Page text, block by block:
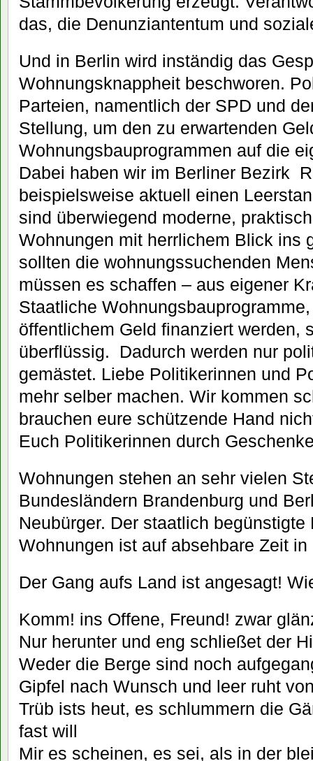
das, die Denunziantentum und
Und in Berlin wird inständig das
Wohnungsknappheit beschworen.
Parteien, namentlich der SPD und
Stellung, um den zu erwartenden
Wohnungsbauprogrammen auf die
Dabei haben wir im Berliner Bezirk
beispielsweise aktuell einen
sind überwiegend moderne,
Wohnungen mit herrlichem Blick
sollten die wohnungssuchenden
müssen es schaffen – aus eigener
Staatliche
öffentlichem Geld finanziert werden,
überflüssig. Dadurch werden nur
gemästet. Liebe Politikerinnen und
mehr selber machen. Wir kommen
brauchen eure schützende Hand
Euch Politikerinnen durch
Wohnungen stehen an sehr vielen
Bundesländern Brandenburg und
Neubürger. Der staatlich begünstigte
Wohnungen ist auf absehbare Zeit
Der Gang aufs Land ist angesagt!
Komm! ins Offene, Freund! zwar
Nur herunter und eng schließet der
Weder die Berge sind noch
Gipfel nach Wunsch und leer ruht
Trüb ists heut, es schlummern die
fast will
Mir es scheinen, es sei, als in der